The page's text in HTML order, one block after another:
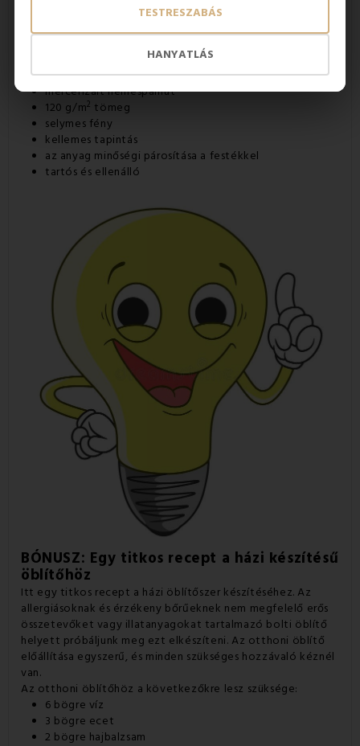
HANYATLÁS
TESTRESZABÁS
becipzározva/begombolva mosni.
A Kalos huzatok előnyei:
minőségi 100% deluxe pamut
mercerizált nemespamut
120 g/m2 tömeg
selymes fény
kellemes tapintás
az anyag minőségi párosítása a festékkel
tartós és ellenálló
BÓNUSZ: Egy titkos recept a házi készítésű
öblítőhöz
Itt egy titkos recept a házi öblítőszer készítéséhez. Az
allergiásoknak és érzékeny bőrűeknek nem megfelelő erős
összetevőket vagy illatanyagokat tartalmazó bolti öblítő
helyett próbáljunk meg ezt elkészíteni. Az otthoni öblítő
előállítása egyszerű, és minden szükséges hozzávaló kéznél
van.
Az otthoni öblítőhöz a következőkre lesz szüksége:
6 bögre víz
3 bögre ecet
2 bögre hajbalzsam